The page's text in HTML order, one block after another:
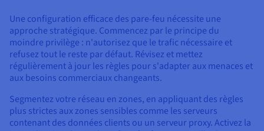
Une configuration efficace des pare-feu nécessite une
approche stratégique. Commencez par le principe du
moindre privilège : n'autorisez que le trafic nécessaire et
refusez tout le reste par défaut. Révisez et mettez
régulièrement à jour les règles pour s'adapter aux menaces et
aux besoins commerciaux changeants.
Segmentez votre réseau en zones, en appliquant des règles
plus strictes aux zones sensibles comme les serveurs
contenant des données clients ou un serveur proxy. Activez la